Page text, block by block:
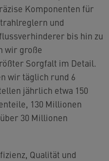
Komponenten für
und
bis hin zu
wir große
Sorgfalt im Detail.
wir täglich rund 6
jährlich etwa 150
130 Millionen
30 Millionen
Qualität und